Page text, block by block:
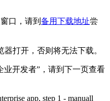
口，请到 备用下载地址尝
器打开，否则将无法下载。
业开发者”，请到下一页查看